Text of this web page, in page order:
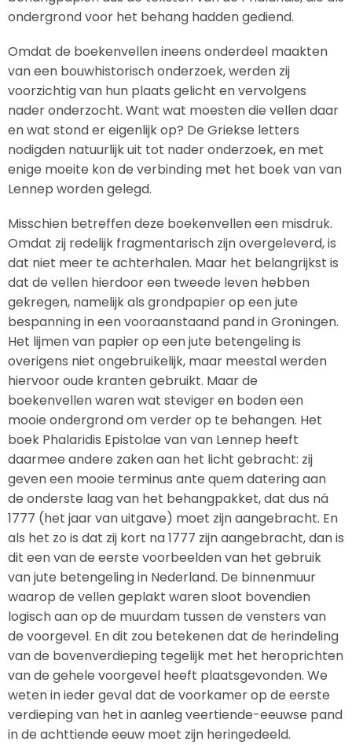
ondergrond voor het behang hadden gediend.
Omdat de boekenvellen ineens onderdeel maakten
van een bouwhistorisch onderzoek, werden zij
voorzichtig van hun plaats gelicht en vervolgens
nader onderzocht. Want wat moesten die vellen daar
en wat stond er eigenlijk op? De Griekse letters
nodigden natuurlijk uit tot nader onderzoek, en met
enige moeite kon de verbinding met het boek van van
Lennep worden gelegd.
Misschien betreffen deze boekenvellen een misdruk.
Omdat zij redelijk fragmentarisch zijn overgeleverd, is
dat niet meer te achterhalen. Maar het belangrijkst is
dat de vellen hierdoor een tweede leven hebben
gekregen, namelijk als grondpapier op een jute
bespanning in een vooraanstaand pand in Groningen.
Het lijmen van papier op een jute betengeling is
overigens niet ongebruikelijk, maar meestal werden
hiervoor oude kranten gebruikt. Maar de
boekenvellen waren wat steviger en boden een
mooie ondergrond om verder op te behangen. Het
boek Phalaridis Epistolae van van Lennep heeft
daarmee andere zaken aan het licht gebracht: zij
geven een mooie terminus ante quem datering aan
de onderste laag van het behangpakket, dat dus ná
1777 (het jaar van uitgave) moet zijn aangebracht. En
als het zo is dat zij kort na 1777 zijn aangebracht, dan is
dit een van de eerste voorbeelden van het gebruik
van jute betengeling in Nederland. De binnenmuur
waarop de vellen geplakt waren sloot bovendien
logisch aan op de muurdam tussen de vensters van
de voorgevel. En dit zou betekenen dat de herindeling
van de bovenverdieping tegelijk met het heroprichten
van de gehele voorgevel heeft plaatsgevonden. We
weten in ieder geval dat de voorkamer op de eerste
verdieping van het in aanleg veertiende-eeuwse pand
in de achttiende eeuw moet zijn heringedeeld.